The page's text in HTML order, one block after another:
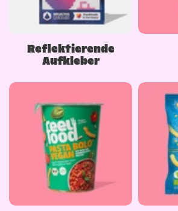
Reflektierende
Aufkleber